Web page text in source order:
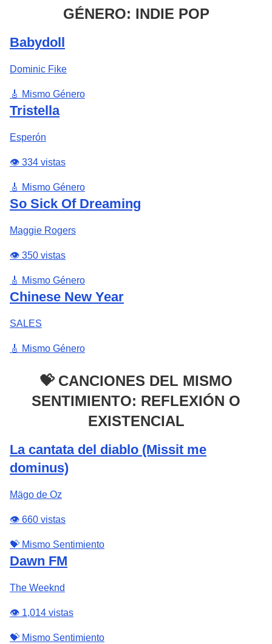
GÉNERO: INDIE POP
Babydoll
Dominic Fike
🎸 Mismo Género
Tristella
Esperón
👁️ 334 vistas
🎸 Mismo Género
So Sick Of Dreaming
Maggie Rogers
👁️ 350 vistas
🎸 Mismo Género
Chinese New Year
SALES
🎸 Mismo Género
💝 CANCIONES DEL MISMO
SENTIMIENTO: REFLEXIÓN O
EXISTENCIAL
La cantata del diablo (Missit me
dominus)
Mägo de Oz
👁️ 660 vistas
💝 Mismo Sentimiento
Dawn FM
The Weeknd
👁️ 1,014 vistas
💝 Mismo Sentimiento